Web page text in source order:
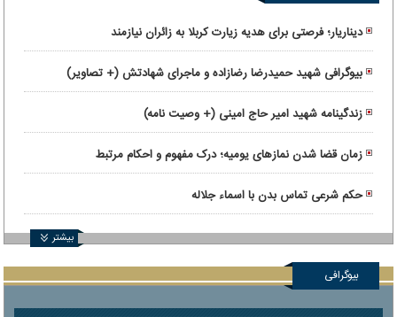
دیناریار؛ فرصتی برای هدیه زیارت کربلا به زائران نیازمند
بیوگرافی شهید حمیدرضا رضازاده و ماجرای شهادتش (+ تصاویر)
زندگینامه شهید امیر حاج امینی (+ وصیت نامه)
زمان قضا شدن نمازهای یومیه؛ درک مفهوم و احکام مرتبط
حکم شرعی تماس بدن با اسماء جلاله
بیشتر
بیوگرافی